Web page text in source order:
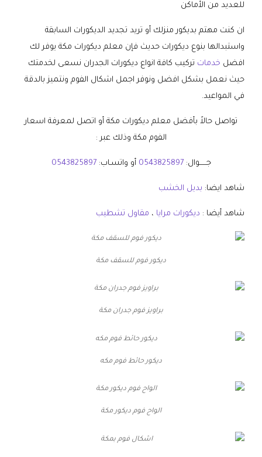
للعديد من الأماكن
ان كنت مهتم بديكور منزلك أو تريد تجديد الديكورات السابقة
واستبدالها بنوع ديكورات حديث فإن معلم ديكورات مكة يوفر لك
افضل خدمات تركيب كافة انواع ديكورات الجدران نسعى لخدمتك
حيث نعمل بشكل افضل ونوفر اجمل اشكال الفوم ونتميز بالدقة
في المواعيد.
تواصل حالاً بأفضل معلم ديكورات مكة أو اتصل لمعرفة اسعار
الفوم مكة وذلك عبر :
جــــــوال:0543825897 أو واتسـاب:0543825897
شاهد ايضا: بديل الخشب
شاهد أيضا : ديكورات مرايا ، مقاول تشطيب
ديكور فوم للسقف مكة
براويز فوم جدران مكة
ديكور حائط فوم مكه
الواح فوم ديكور مكة